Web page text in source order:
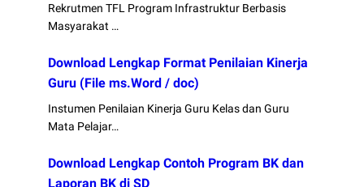
Rekrutmen TFL Program Infrastruktur Berbasis
Masyarakat …
Download Lengkap Format Penilaian Kinerja
Guru (File ms.Word / doc)
Instumen Penilaian Kinerja Guru Kelas dan Guru
Mata Pelajar…
Download Lengkap Contoh Program BK dan
Laporan BK di SD